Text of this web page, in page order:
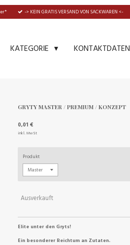
-> KEIN GRATIS VERSAND VON SACKWAREN <-
KATEGORIE KONTAKTDATEN
GRYTY MASTER / PREMIUM / KONZEPT
0,01 €
inkl. MwSt
Produkt
Ausverkauft
Elite unter den Gryts!
Ein besonderer Reichtum an Zutaten.